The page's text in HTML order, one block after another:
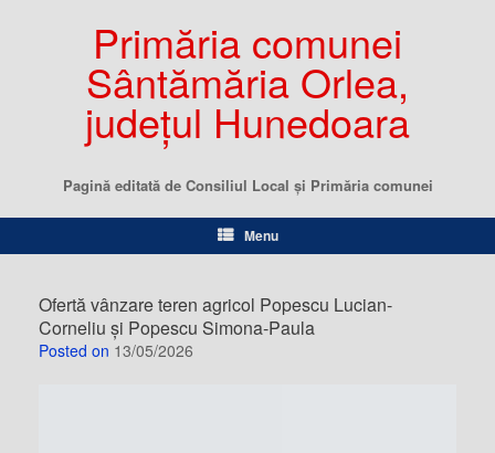
Primăria comunei
Sântămăria Orlea,
județul Hunedoara
Pagină editată de Consiliul Local şi Primăria comunei
Menu
Ofertă vânzare teren agricol Popescu Lucian-
Corneliu și Popescu Simona-Paula
Posted on 13/05/2026